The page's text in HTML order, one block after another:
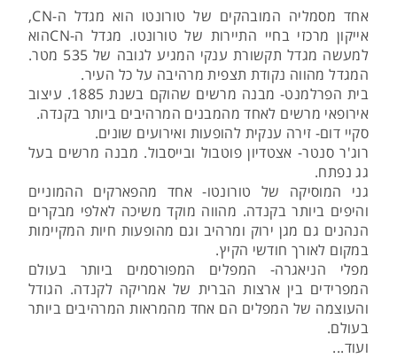
אחד מסמליה המובהקים של טורונטו הוא מגדל ה-CN,
אייקון מרכזי בחיי התיירות של טורונטו. מגדל ה-CNהוא
למעשה מגדל תקשורת ענקי המגיע לגובה של 535 מטר.
המגדל מהווה נקודת תצפית מרהיבה על כל העיר.
בית הפרלמנט- מבנה מרשים שהוקם בשנת 1885. עיצוב
אירופאי מרשים לאחד מהמבנים המרהיבים ביותר בקנדה.
סקיי דום- זירה ענקית להופעות ואירועים שונים.
רוג'ר סנטר- אצטדיון פוטבול ובייסבול. מבנה מרשים בעל
גג נפתח.
גני המוסיקה של טורונטו- אחד מהפארקים ההמוניים
והיפים ביותר בקנדה. מהווה מוקד משיכה לאלפי מבקרים
הנהנים גם מגן ירוק ומרהיב וגם מהופעות חיות המקיימות
במקום לאורך חודשי הקיץ.
מפלי הניאגרה- המפלים המפורסמים ביותר בעולם
המפרידים בין ארצות הברית של אמריקה לקנדה. הגודל
והעוצמה של המפלים הם אחד מהמראות המרהיבים ביותר
בעולם.
ועוד...